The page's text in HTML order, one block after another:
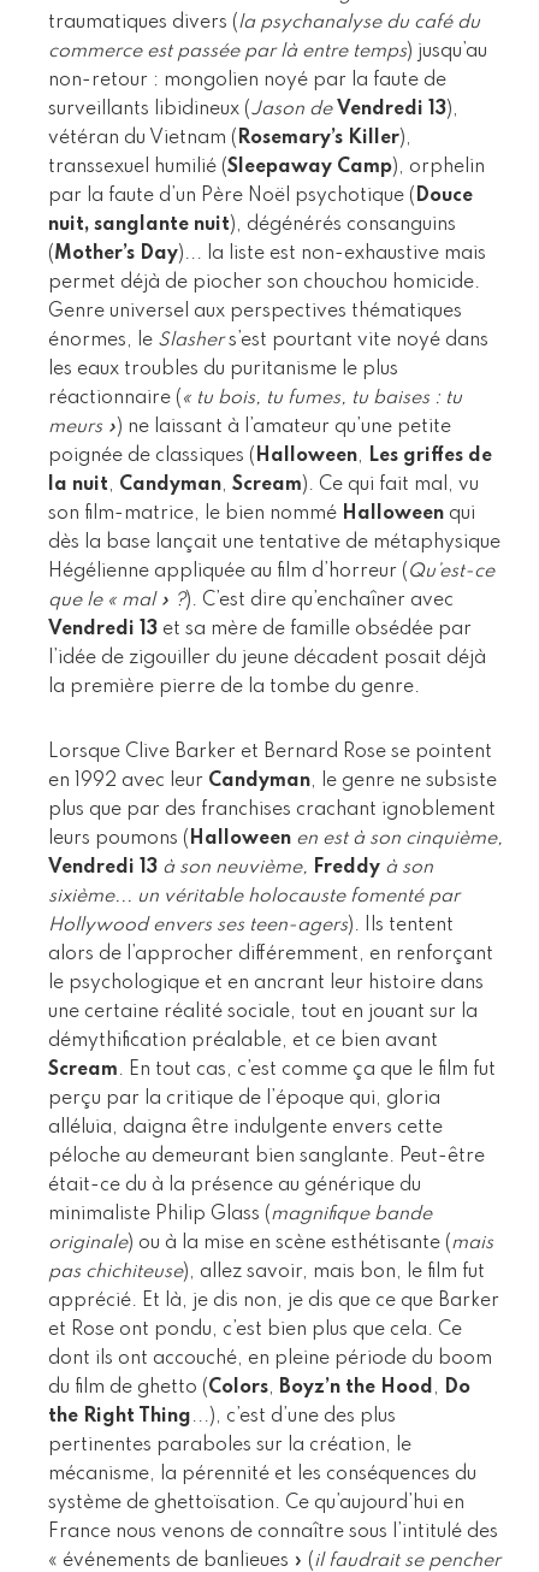
traumatiques divers (la psychanalyse du café du
commerce est passée par là entre temps) jusqu’au
non-retour : mongolien noyé par la faute de
surveillants libidineux (Jason de Vendredi 13),
vétéran du Vietnam ( Rosemary’s Killer),
transsexuel humilié (Sleepaway Camp), orphelin
par la faute d’un Père Noël psychotique ( Douce
nuit, sanglante nuit), dégénérés consanguins
(Mother’s Day)... la liste est non-exhaustive mais
permet déjà de piocher son chouchou homicide.
Genre universel aux perspectives thématiques
énormes, le Slashers’est pourtant vite noyé dans
les eaux troubles du puritanisme le plus
réactionnaire ( « tu bois, tu fumes, tu baises : tu
meurs ») ne laissant à l’amateur qu’une petite
poignée de classiques ( Halloween,
Les griffes de
la nuit, Candyman, Scream). Ce qui fait mal, vu
son film-matrice, le bien nommé Halloween qui
dès la base lançait une tentative de métaphysique
Hégélienne appliquée au film d’horreur ( Qu’est-ce
que le « mal » ?). C’est dire qu’enchaîner avec
Vendredi 13 et sa mère de famille obsédée par
l’idée de zigouiller du jeune décadent posait déjà
la première pierre de la tombe du genre.
Lorsque Clive Barker et Bernard Rose se pointent
en 1992 avec leur Candyman, le genre ne subsiste
plus que par des franchises crachant ignoblement
leurs poumons ( Halloween en est à son cinquième,
Vendredi 13 à son neuvième, Freddy à son
sixième... un véritable holocauste fomenté par
Hollywood envers ses teen-agers). Ils tentent
alors de l’approcher différemment, en renforçant
le psychologique et en ancrant leur histoire dans
une certaine réalité sociale, tout en jouant sur la
démythification préalable, et ce bien avant
Scream. En tout cas, c’est comme ça que le film fut
perçu par la critique de l’époque qui, gloria
alléluia, daigna être indulgente envers cette
péloche au demeurant bien sanglante. Peut-être
était-ce du à la présence au générique du
minimaliste Philip Glass (magnifique bande
originale) ou à la mise en scène esthétisante (mais
pas chichiteuse), allez savoir, mais bon, le film fut
apprécié. Et là, je dis non, je dis que ce que Barker
et Rose ont pondu, c’est bien plus que cela. Ce
dont ils ont accouché, en pleine période du boom
du film de ghetto (Colors, Boyz’n the Hood ,
Do
the Right Thing...), c’est d’une des plus
pertinentes paraboles sur la création, le
mécanisme, la pérennité et les conséquences du
système de ghettoïsation. Ce qu’aujourd’hui en
France nous venons de connaître sous l’intitulé des
« événements de banlieues » (il faudrait se pencher